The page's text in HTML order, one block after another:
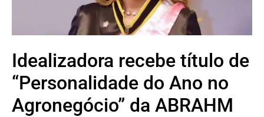
Idealizadora recebe título de
“Personalidade do Ano no
Agronegócio” da ABRAHM